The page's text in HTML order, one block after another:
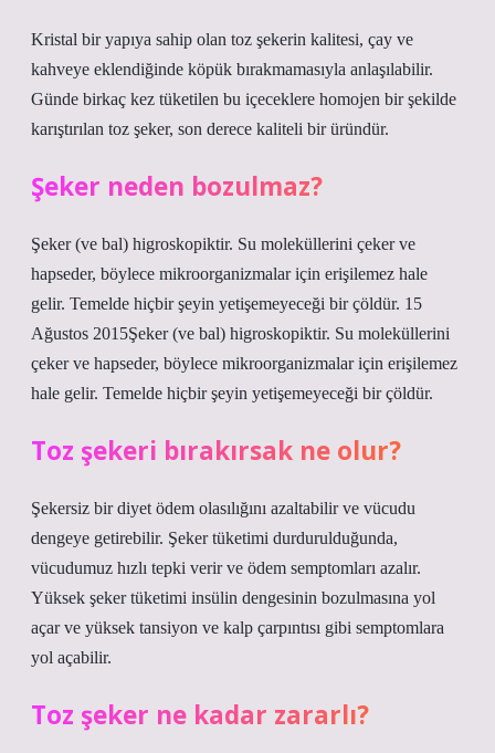
Kristal bir yapıya sahip olan toz şekerin kalitesi, çay ve
kahveye eklendiğinde köpük bırakmamasıyla anlaşılabilir.
Günde birkaç kez tüketilen bu içeceklere homojen bir şekilde
karıştırılan toz şeker, son derece kaliteli bir üründür.
Şeker neden bozulmaz?
Şeker (ve bal) higroskopiktir. Su moleküllerini çeker ve
hapseder, böylece mikroorganizmalar için erişilemez hale
gelir. Temelde hiçbir şeyin yetişemeyeceği bir çöldür. 15
Ağustos 2015Şeker (ve bal) higroskopiktir. Su moleküllerini
çeker ve hapseder, böylece mikroorganizmalar için erişilemez
hale gelir. Temelde hiçbir şeyin yetişemeyeceği bir çöldür.
Toz şekeri bırakırsak ne olur?
Şekersiz bir diyet ödem olasılığını azaltabilir ve vücudu
dengeye getirebilir. Şeker tüketimi durdurulduğunda,
vücudumuz hızlı tepki verir ve ödem semptomları azalır.
Yüksek şeker tüketimi insülin dengesinin bozulmasına yol
açar ve yüksek tansiyon ve kalp çarpıntısı gibi semptomlara
yol açabilir.
Toz şeker ne kadar zararlı?